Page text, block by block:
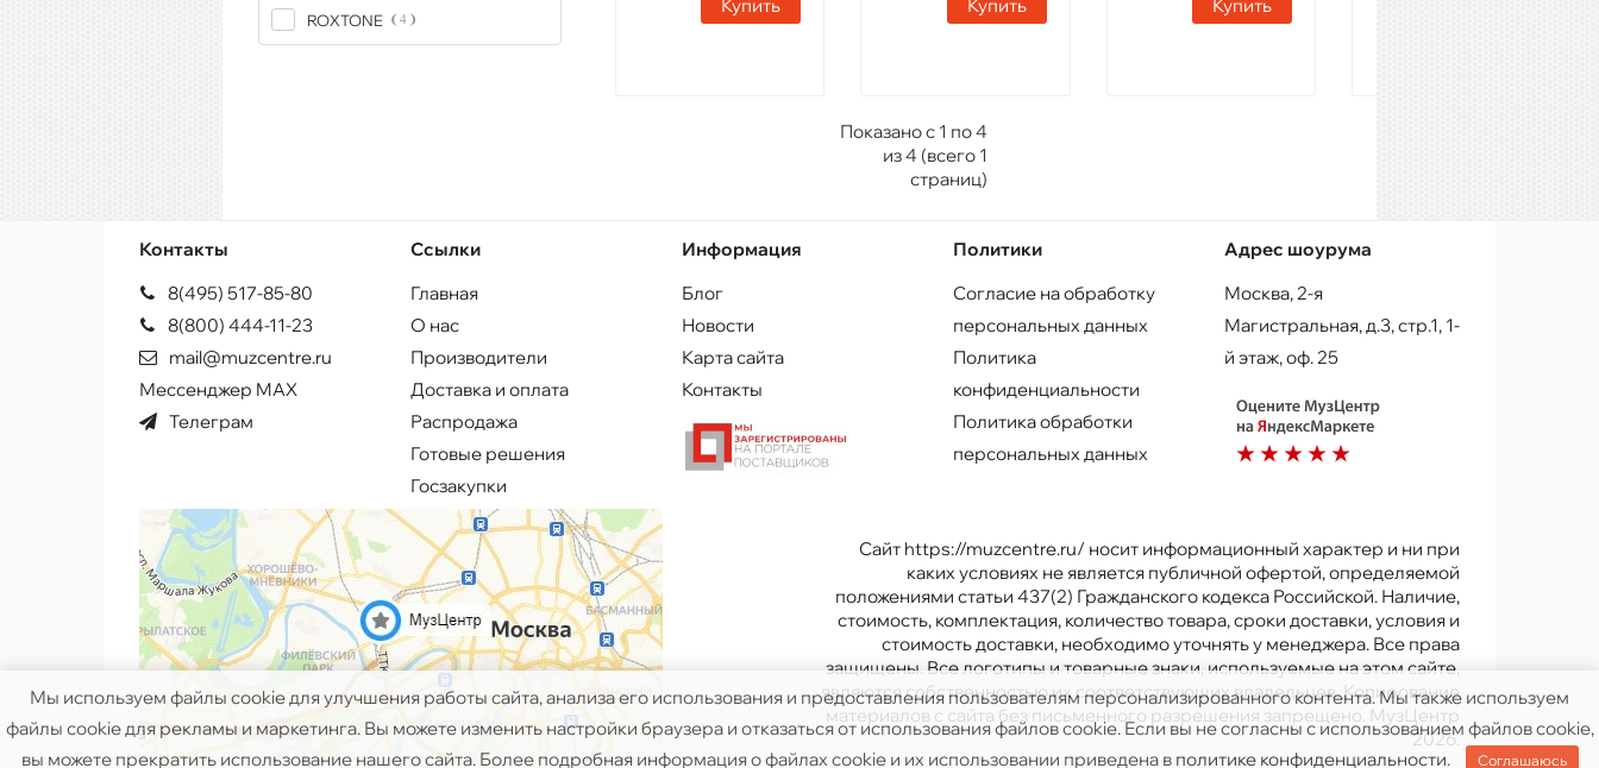
ROXTONE 4
Купить
Купить
Купить
Показано с 1 по 4
из 4 (всего 1
страниц)
Контакты
8(495) 517-85-80
8(800) 444-11-23
mail@muzcentre.ru
Мессенджер MAX
Телеграм
Ссылки
Главная
О нас
Производители
Доставка и оплата
Распродажа
Готовые решения
Госзакупки
Информация
Блог
Новости
Карта сайта
Контакты
Политики
Согласие на обработку
персональных данных
Политика
конфиденциальности
Политика обработки
персональных данных
Адрес шоурума
Москва, 2-я
Магистральная, д.3, стр.1, 1-
й этаж, оф. 25
Сайт https://muzcentre.ru/ носит информационный характер и ни при
каких условиях не является публичной офертой, определяемой
положениями статьи 437(2) Гражданского кодекса Российской. Наличие,
стоимость, комплектация, количество товара, сроки доставки, условия и
стоимость доставки, необходимо уточнять у менеджера. Все права
защищены. Все логотипы и товарные знаки, используемые на этом сайте,
являются собственностью их соответствующих владельцев. Копирование
материалов с сайта без письменного разрешения запрещено. МузЦентр
2026.
Мы используем файлы cookie для улучшения работы сайта, анализа его использования и предоставления пользователям персонализированного контента. Мы также используем
файлы cookie для рекламы и маркетинга. Вы можете изменить настройки браузера и отказаться от использования файлов cookie. Если вы не согласны с использованием файлов cookie,
вы можете прекратить использование нашего сайта. Более подробная информация о файлах cookie и их использовании приведена в политике конфиденциальности. Соглашаюсь